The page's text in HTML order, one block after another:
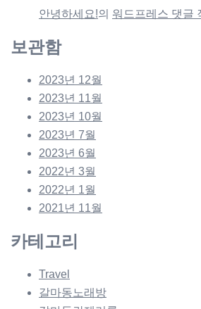
안녕하세요!의 워드프레스 댓글
보관함
2023년 12월
2023년 11월
2023년 10월
2023년 7월
2023년 6월
2022년 3월
2022년 1월
2021년 11월
카테고리
Travel
갈마동노래방